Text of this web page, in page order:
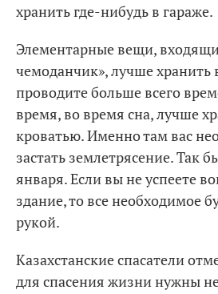
хранить где-нибудь в гараже.
Элементарные вещи,
чемоданчик», лучше хранить
проводите больше всего
время, во время сна, лучше
кроватью. Именно там вас
застать землетрясение. Так
января. Если вы не успеете
здание, то все необходимое
рукой.
Казахстанские спасатели
для спасения жизни нужны